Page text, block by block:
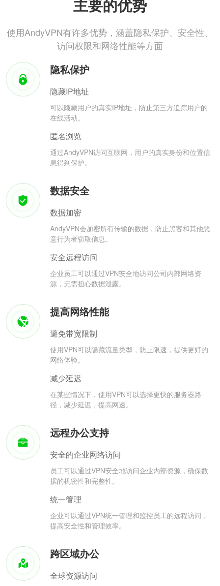
主要的优势
使用AndyVPN有许多优势，涵盖隐私保护、安全性、
访问权限和网络性能等方面
隐私保护
隐藏IP地址
可以隐藏用户的真实IP地址，防止第三方追踪用户的
在线活动。
匿名浏览
通过AndyVPN访问互联网，用户的真实身份和位置信
息得到保护。
数据安全
数据加密
AndyVPN会加密所有传输的数据，防止黑客和其他恶
意行为者窃取信息。
安全远程访问
企业员工可以通过VPN安全地访问公司内部网络资
源，无需担心数据泄露。
提高网络性能
避免带宽限制
使用VPN可以隐藏流量类型，防止限速，提供更好的
网络体验。
减少延迟
在某些情况下，使用VPN可以选择更快的服务器路
径，减少延迟，提高网速。
远程办公支持
安全的企业网络访问
员工可以通过VPN安全地访问企业内部资源，确保数
据的机密性和完整性。
统一管理
企业可以通过VPN统一管理和监控员工的远程访问，
提高安全性和管理效率。
跨区域办公
全球资源访问